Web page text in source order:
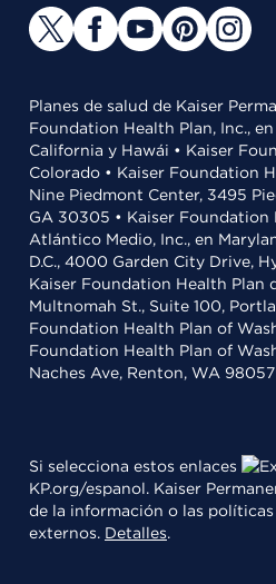
Planes de salud de Kaiser
Foundation Health Plan, Inc.,
California y Hawái • Kaiser
Colorado • Kaiser Foundation
Nine Piedmont Center, 3495
GA 30305 • Kaiser Foundation
Atlántico Medio, Inc., en
D.C., 4000 Garden City Drive,
Kaiser Foundation Health Plan
Multnomah St., Suite 100,
Foundation Health Plan of
Foundation Health Plan of
Naches Ave, Renton, WA 98057
Si selecciona estos enlaces
KP.org/espanol. Kaiser
de la información o las
externos. Detalles.